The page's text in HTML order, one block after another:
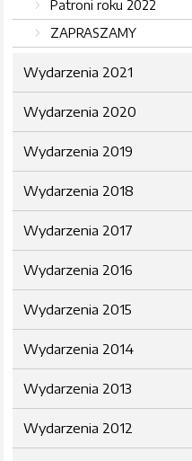
Patroni roku 2022
ZAPRASZAMY
Wydarzenia 2021
Wydarzenia 2020
Wydarzenia 2019
Wydarzenia 2018
Wydarzenia 2017
Wydarzenia 2016
Wydarzenia 2015
Wydarzenia 2014
Wydarzenia 2013
Wydarzenia 2012